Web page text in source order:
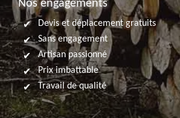
Nos engagements
Devis et déplacement gratuits
Sans engagement
Artisan passionné
Prix imbattable
Travail de qualité